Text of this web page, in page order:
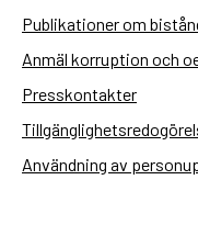
Publikationer om
Anmäl korruption och
Presskontakter
Användning av